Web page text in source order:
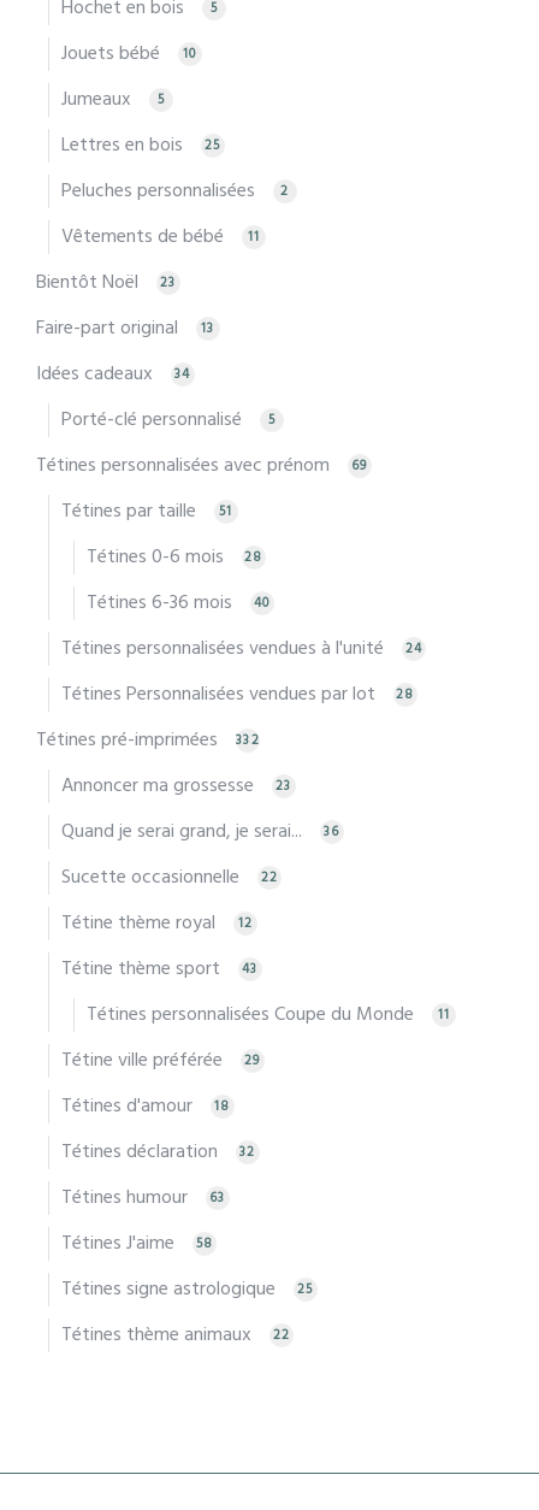
Hochet en bois 5
Jouets bébé 10
Jumeaux 5
Lettres en bois 25
Peluches personnalisées 2
Vêtements de bébé 11
Bientôt Noël 23
Faire-part original 13
Idées cadeaux 34
Porté-clé personnalisé 5
Tétines personnalisées avec prénom 69
Tétines par taille 51
Tétines 0-6 mois 28
Tétines 6-36 mois 40
Tétines personnalisées vendues à l'unité 24
Tétines Personnalisées vendues par lot 28
Tétines pré-imprimées 332
Annoncer ma grossesse 23
Quand je serai grand, je serai... 36
Sucette occasionnelle 22
Tétine thème royal 12
Tétine thème sport 43
Tétines personnalisées Coupe du Monde 11
Tétine ville préférée 29
Tétines d'amour 18
Tétines déclaration 32
Tétines humour 63
Tétines J'aime 58
Tétines signe astrologique 25
Tétines thème animaux 22